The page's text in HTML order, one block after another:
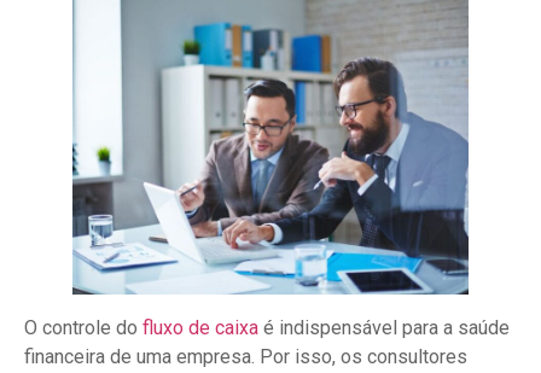
O controle do fluxo de caixa é indispensável para a saúde
financeira de uma empresa. Por isso, os consultores